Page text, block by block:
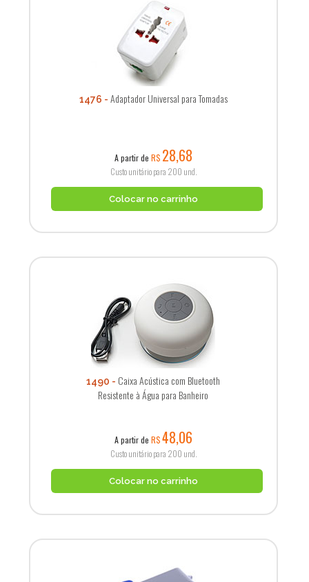
1476 Adaptador Universal para Tomadas
A partir de R$ 28,68
Custo unitário para 200 und.
Colocar no carrinho
1490
Caixa Acústica com Bluetooth
Resistente à Água para Banheiro
A partir de R$48,06
Custo unitário para 200 und.
Colocar no carrinho